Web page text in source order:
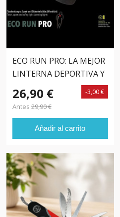
ECO RUN PRO: LA MEJOR
LINTERNA DEPORTIVA Y
26,90 €
Antes 29,90 €
-3,00 €
Añadir al carrito